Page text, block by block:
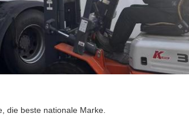
die beste nationale Marke.